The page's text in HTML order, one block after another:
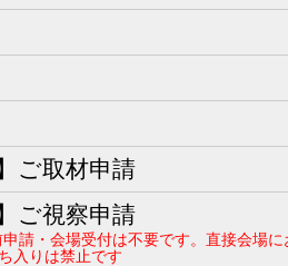
ご取材申請
ご視察申請
請・会場受付は不要です。直接会場
入りは禁止です